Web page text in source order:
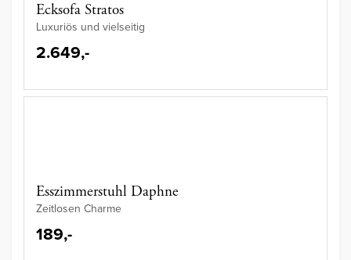
Ecksofa Stratos
Luxuriös und vielseitig
2.649,-
Esszimmerstuhl Daphne
Zeitlosen Charme
189,-